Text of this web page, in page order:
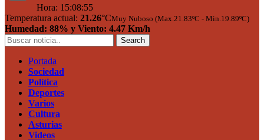
Hora: 15:08:56
Temperatura actual: 21.26°CMuy Nuboso (Max.21.83ºC - Min.19.89ºC)
Humedad: 88% y Viento: 4.47 Km/h
Portada
Sociedad
Política
Deportes
Varios
Cultura
Asturias
Videos